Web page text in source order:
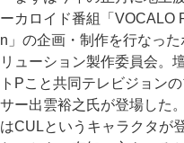
ーカロイド番組「VOCALO
n」の企画・制作を行なった
リューション製作委員会。
トPこと共同テレビジョン
サー出雲裕之氏が登場した
はCULというキャラクタが